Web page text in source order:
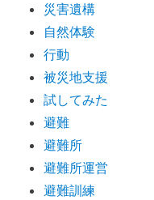
災害遺構
自然体験
行動
被災地支援
試してみた
避難
避難所
避難所運営
避難訓練